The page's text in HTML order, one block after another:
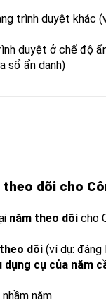
trình duyệt khác
duyệt ở chế độ
sổ ẩn danh)
dõi cho
năm theo dõi cho
dõi (ví dụ: đáng
dụng cụ của năm
năm